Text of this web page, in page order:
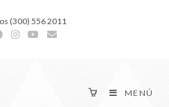
(300) 556 2011
MENÚ